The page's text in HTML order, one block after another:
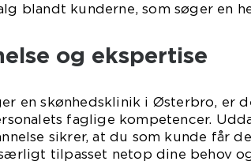
blandt kunderne, som søger en
og ekspertise
en skønhedsklinik i Østerbro, er
faglige kompetencer.
sikrer, at du som kunde får
tilpasset netop dine behov